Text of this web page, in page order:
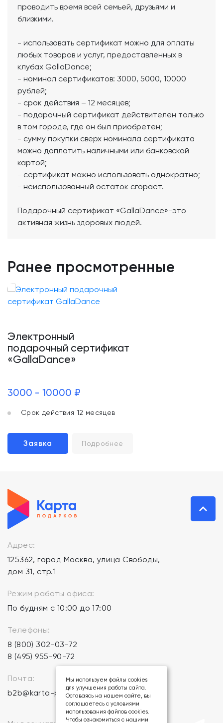
проводить время всей семьей, друзьями и
близкими.
- использовать сертификат можно для оплаты
любых товаров и услуг, предоставленных в
клубах GallaDance;
- номинал сертификатов: 3000, 5000, 10000
рублей;
- срок действия – 12 месяцев;
- подарочный сертификат действителен только
в том городе, где он был приобретен;
- сумму покупки сверх номинала сертификата
можно доплатить наличными или банковской
картой;
- сертификат можно использовать однократно;
- неиспользованный остаток сгорает.
Подарочный сертификат «GallaDance»-это
активная жизнь здоровых людей.
Ранее просмотренные
Электронный
подарочный сертификат
«GallaDance»
3000 - 10000 ₽
Срок действия 12 месяцев
Заявка Подробнее
Адрес:
125362, город Москва, улица Свободы,
дом 31, стр.1
Режим работы офиса:
По будням с 10:00 до 17:00
Телефоны:
8 (800) 302-03-72
8 (495) 955-90-72
Почта:
b2b@karta-podarkov.ru
Мы используем файлы cookies
для улучшения работы сайта.
Оставаясь на нашем сайте, вы
соглашаетесь с условиями
использования файлов cookies.
Чтобы ознакомиться с нашими